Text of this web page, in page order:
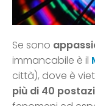
Se sono
immancabile è il
città), dove è
più di 40